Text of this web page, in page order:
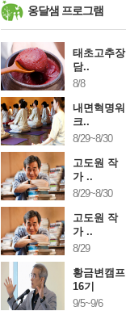
'모른다'는 것
귀를 열고 마음을 내어주고
옹달샘 프로그램
태초고추장
담..
8/8
내면혁명워
크..
8/29~8/30
고도원 작
가 ..
8/29~8/30
고도원 작
가 ..
8/29
황금변캠프
16기
9/5~9/6